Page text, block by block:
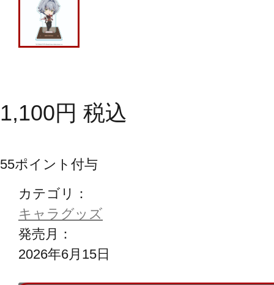
1,100円 税込
55ポイント付与
カテゴリ：
キャラグッズ
発売月：
2026年6月15日